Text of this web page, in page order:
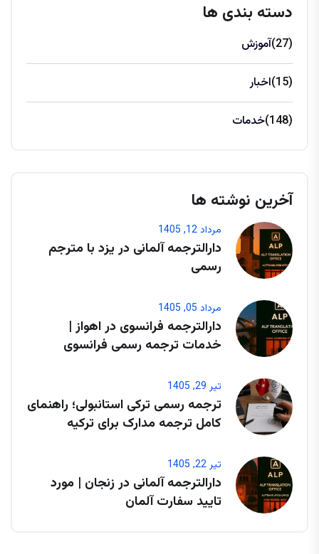
دسته بندی ها
آموزش (27)
اخبار (15)
خدمات (148)
آخرین نوشته ها
مرداد 12, 1405
دارالترجمه آلمانی در یزد با مترجم
رسمی
مرداد 05, 1405
دارالترجمه فرانسوی در اهواز |
خدمات ترجمه رسمی فرانسوی
تیر 29, 1405
ترجمه رسمی ترکی استانبولی؛ راهنمای
کامل ترجمه مدارک برای ترکیه
تیر 22, 1405
دارالترجمه آلمانی در زنجان | مورد
تایید سفارت آلمان